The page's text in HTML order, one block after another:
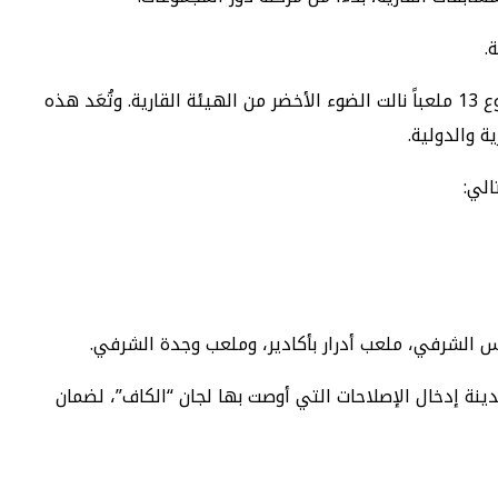
​وكشفت القائمة الرسمية عن تفوق مغربي لافت في عدد المنشآت المعتمدة، حيث تربّع المغرب على صدارة الترتيب الإفريقي بمجموع 13 ملعباً نالت الضوء الأخضر من الهيئة القارية. وتُعَد هذه
والدولية.
الشرفي، ملعب أدرار بأكادير، وملعب وجدة الشرفي.
إدخال الإصلاحات التي أوصت بها لجان “الكاف”، لضمان